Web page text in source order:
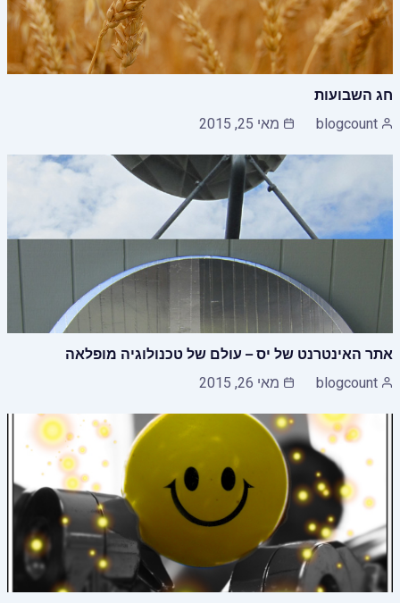
חג השבועות
blogcount מאי 25, 2015
אתר האינטרנט של יס – עולם של טכנולוגיה מופלאה
blogcount מאי 26, 2015